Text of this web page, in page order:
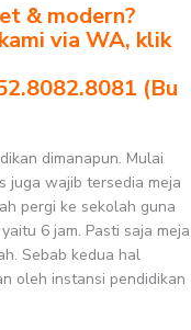
& modern?
via WA, klik
(Bu
dimanapun. Mulai
juga wajib tersedia meja
pergi ke sekolah guna
6 jam. Pasti saja meja
Sebab kedua hal
oleh instansi pendidikan